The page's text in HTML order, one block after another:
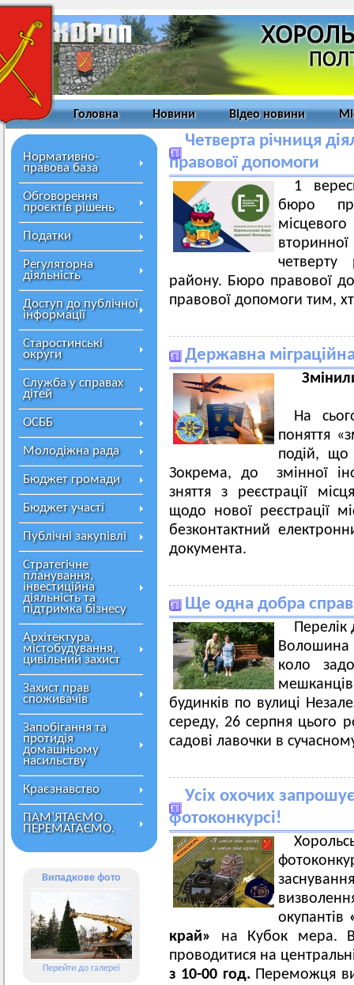
Головна Новини Відео новини
Нормативно-
правова база
Обговорення
проєктів рішень
Податки
Регуляторна
діяльність
Доступ до публічної
інформації
Старостинські
округи
Служба у справах
дітей
ОСББ
Молодіжна рада
Бюджет громади
Бюджет участі
Публічні закупівлі
Стратегічне
планування,
інвестиційна
діяльність та
підтримка бізнесу
Архітектура,
містобудування,
цивільний захист
Захист прав
споживачів
Запобігання та
протидія
домашньому
насильству
Краєзнавство
ПАМ’ЯТАЄМО.
ПЕРЕМАГАЄМО.
Випадкове фото
Перейти до галереї
Четверта річниця
правової допомоги
1
бюро
четверту
району. Бюро правової
правової допомоги тим,
Державна
На
поняття
подій, що
Зокрема, до змінної
зняття з реєстрації
щодо нової реєстрації
безконтактний
документа.
Ще одна добра
Перелік
Волошина
коло
будинків по вулиці
середу, 26 серпня цього
садові лавочки в
Усіх охочих
фотоконкурсі!
окупантів
край» на Кубок мера.
проводитися на
з 10-00 год. Переможця